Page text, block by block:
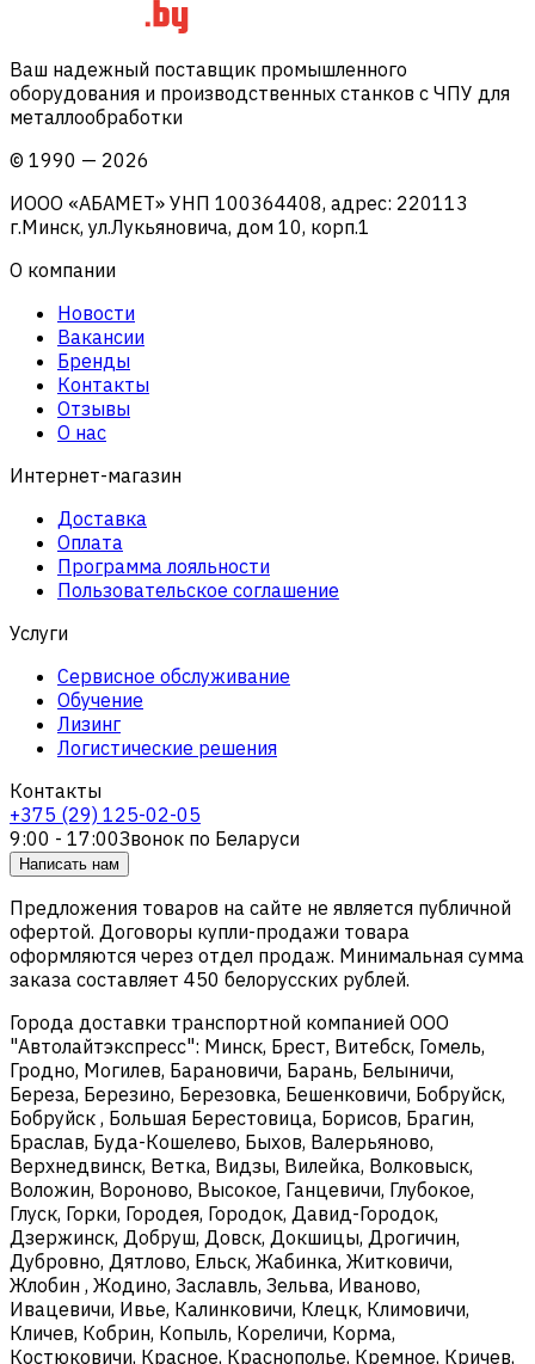
Ваш надежный поставщик промышленного
оборудования и производственных станков с ЧПУ для
металлообработки
© 1990 — 2026
ИООО «АБАМЕТ» УНП 100364408, адрес: 220113
г.Минск, ул.Лукьяновича, дом 10, корп.1
О компании
Новости
Вакансии
Бренды
Контакты
Отзывы
О нас
Интернет-магазин
Доставка
Оплата
Программа лояльности
Пользовательское соглашение
Услуги
Сервисное обслуживание
Обучение
Лизинг
Логистические решения
Контакты
+375 (29) 125-02-05
9:00 - 17:00Звонок по Беларуси
Написать нам
Предложения товаров на сайте не является публичной
офертой. Договоры купли-продажи товара
оформляются через отдел продаж. Минимальная сумма
заказа составляет 450 белорусских рублей.
Города доставки транспортной компанией ООО
"Автолайтэкспресс": Минск, Брест, Витебск, Гомель,
Гродно, Могилев, Барановичи, Барань, Белыничи,
Береза, Березино, Березовка, Бешенковичи, Бобруйск,
Бобруйск , Большая Берестовица, Борисов, Брагин,
Браслав, Буда-Кошелево, Быхов, Валерьяново,
Верхнедвинск, Ветка, Видзы, Вилейка, Волковыск,
Воложин, Вороново, Высокое, Ганцевичи, Глубокое,
Глуск, Горки, Городея, Городок, Давид-Городок,
Дзержинск, Добруш, Довск, Докшицы, Дрогичин,
Дубровно, Дятлово, Ельск, Жабинка, Житковичи,
Жлобин , Жодино, Заславль, Зельва, Иваново,
Ивацевичи, Ивье, Калинковичи, Клецк, Климовичи,
Кличев, Кобрин, Копыль, Кореличи, Корма,
Костюковичи, Красное, Краснополье, Кремное, Кричев,